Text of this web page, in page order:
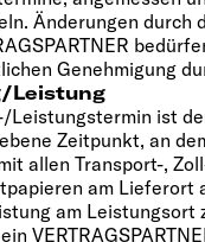
Änderungen durch
Genehmigung
Leistung
Leistungstermin ist
Zeitpunkt, an
allen Transport-,
am Lieferort
am Leistungsort